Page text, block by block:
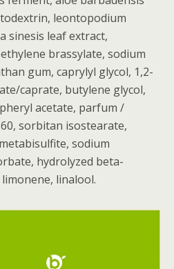
leontopodium
sinesis leaf extract,
brassylate, sodium
gum, caprylyl glycol, 1,2-
caprate, butylene glycol,
acetate, parfum /
sorbitan isostearate,
sodium
hydrolyzed beta-
linalool.